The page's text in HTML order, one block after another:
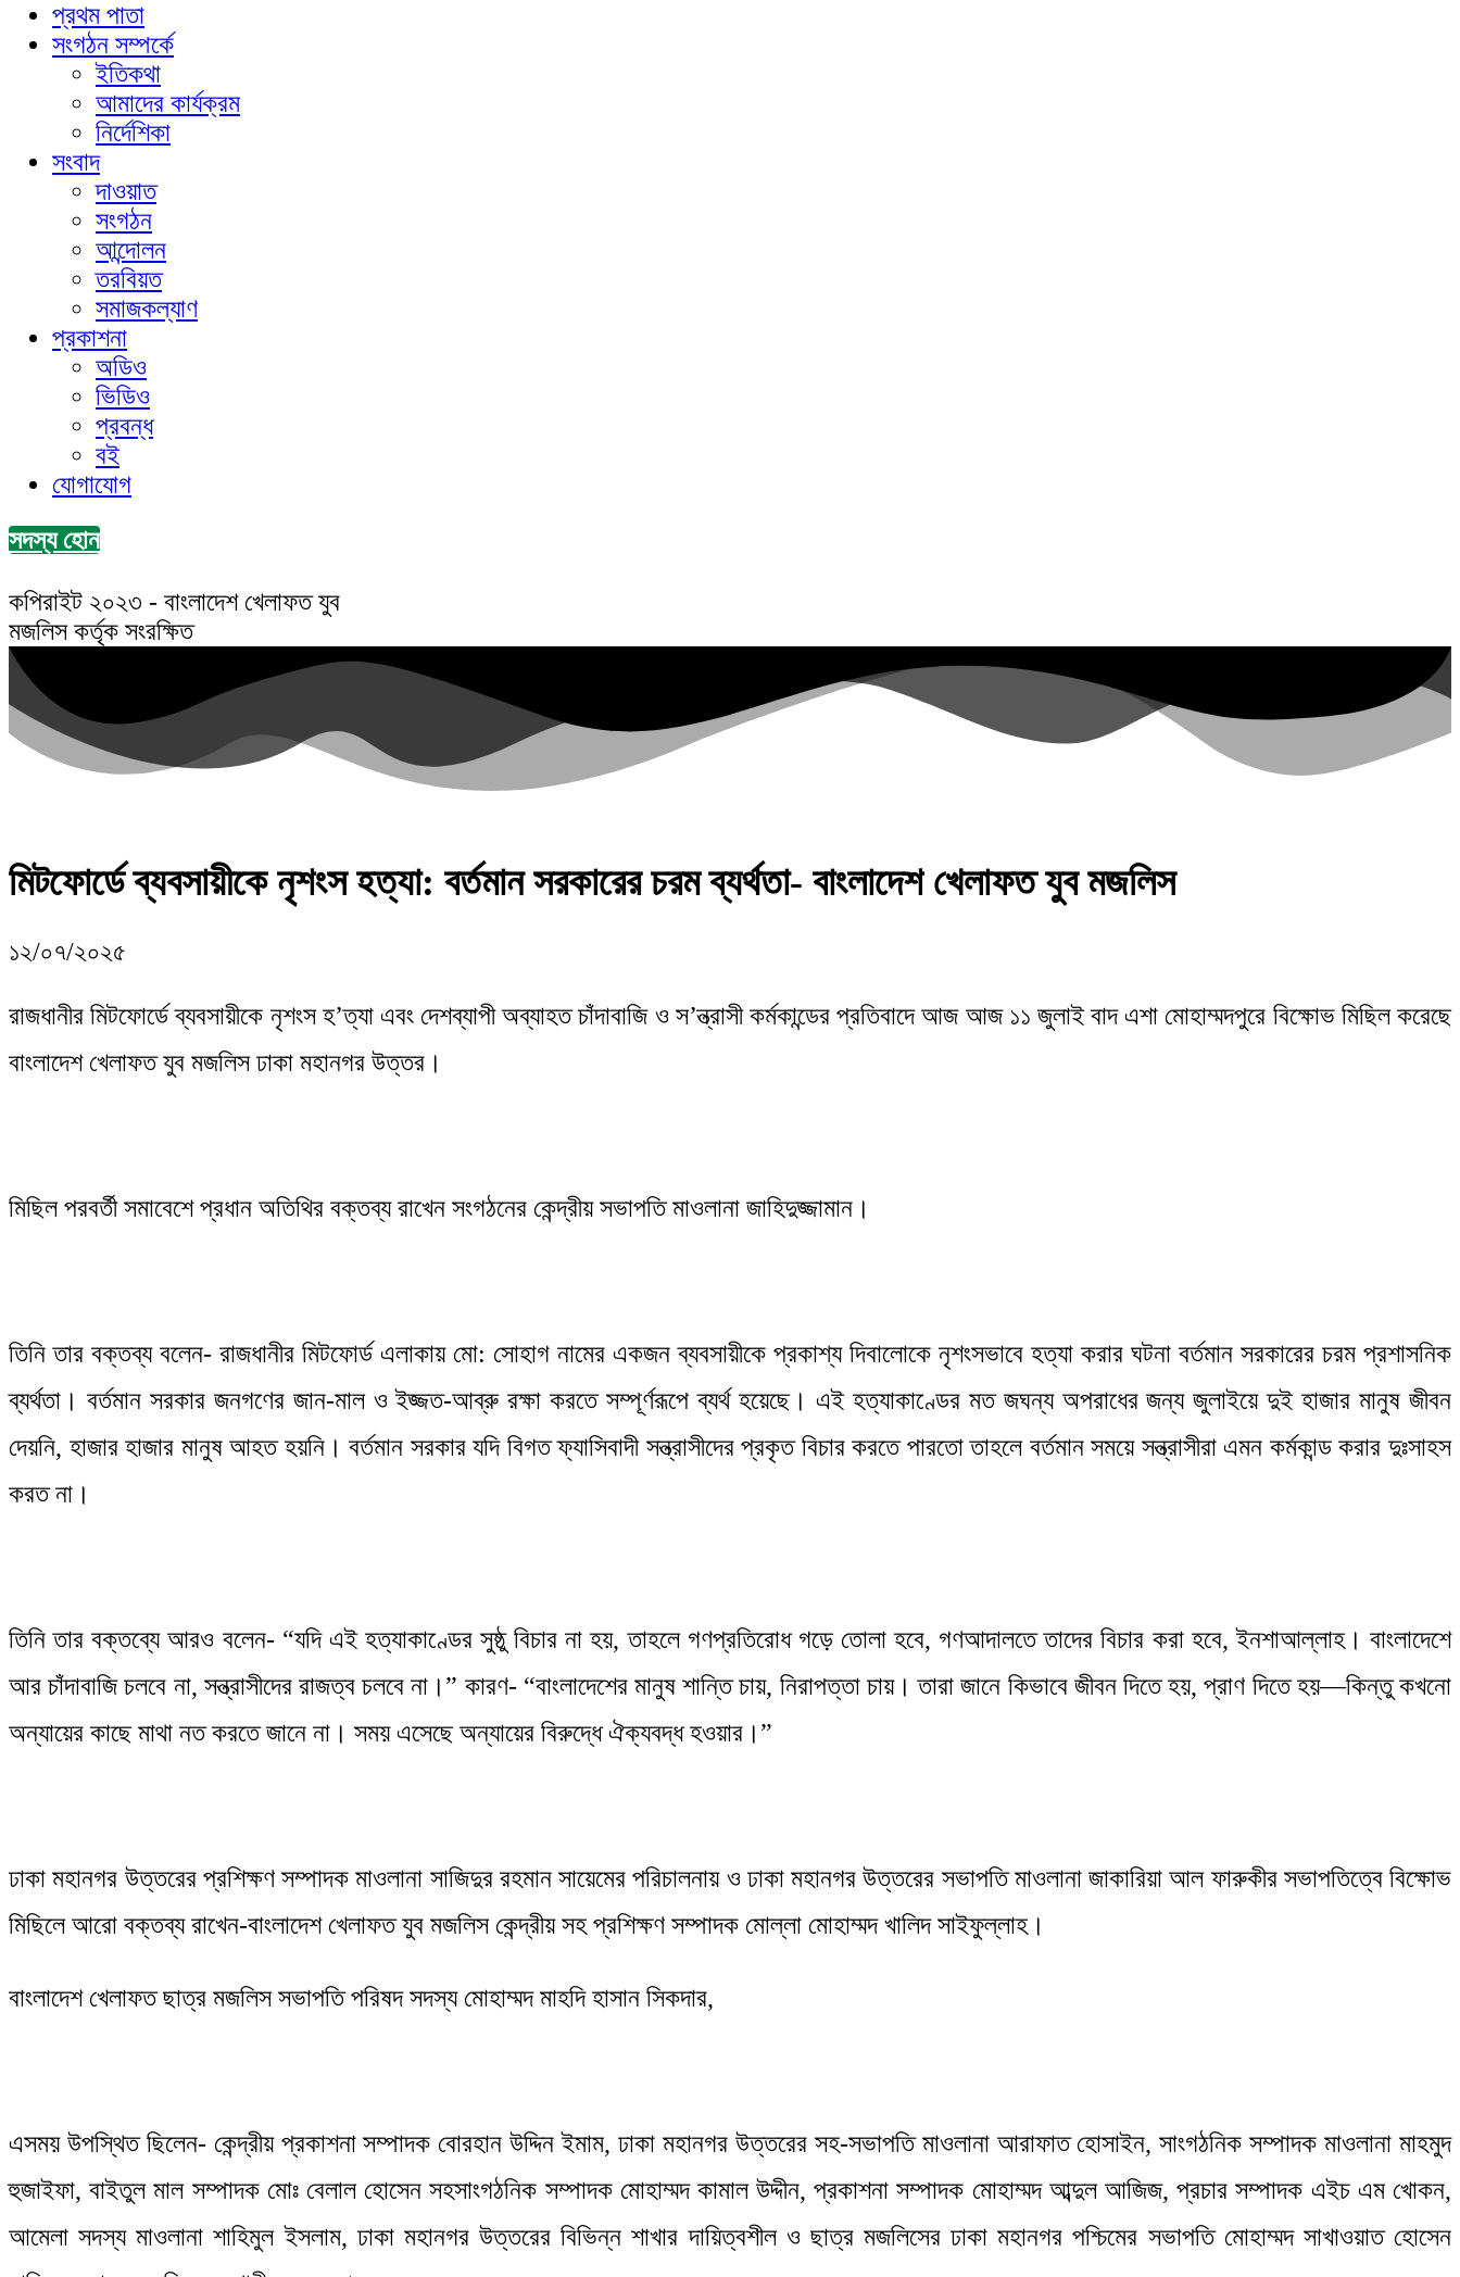
প্রথম পাতা
সংগঠন সম্পর্কে
ইতিকথা
আমাদের কার্যক্রম
নির্দেশিকা
সংবাদ
দাওয়াত
সংগঠন
আন্দোলন
তরবিয়ত
সমাজকল্যাণ
প্রকাশনা
অডিও
ভিডিও
প্রবন্ধ
বই
যোগাযোগ
সদস্য হোন
কপিরাইট ২০২৩ - বাংলাদেশ খেলাফত যুব
মজলিস কর্তৃক সংরক্ষিত
মিটফোর্ডে ব্যবসায়ীকে নৃশংস হত্যা: বর্তমান সরকারের চরম ব্যর্থতা- বাংলাদেশ খেলাফত যুব মজলিস
১২/০৭/২০২৫
রাজধানীর মিটফোর্ডে ব্যবসায়ীকে নৃশংস হ’ত্যা এবং দেশব্যাপী অব্যাহত চাঁদাবাজি ও স’ন্ত্রাসী কর্মকান্ডের প্রতিবাদে আজ আজ ১১ জুলাই বাদ এশা মোহাম্মদপুরে বিক্ষোভ মিছিল করেছে
বাংলাদেশ খেলাফত যুব মজলিস ঢাকা মহানগর উত্তর।
মিছিল পরবর্তী সমাবেশে প্রধান অতিথির বক্তব্য রাখেন সংগঠনের কেন্দ্রীয় সভাপতি মাওলানা জাহিদুজ্জামান।
তিনি তার বক্তব্য বলেন- রাজধানীর মিটফোর্ড এলাকায় মো: সোহাগ নামের একজন ব্যবসায়ীকে প্রকাশ্য দিবালোকে নৃশংসভাবে হত্যা করার ঘটনা বর্তমান সরকারের চরম প্রশাসনিক
ব্যর্থতা। বর্তমান সরকার জনগণের জান-মাল ও ইজ্জত-আব্রু রক্ষা করতে সম্পূর্ণরূপে ব্যর্থ হয়েছে। এই হত্যাকাণ্ডের মত জঘন্য অপরাধের জন্য জুলাইয়ে দুই হাজার মানুষ জীবন
দেয়নি, হাজার হাজার মানুষ আহত হয়নি। বর্তমান সরকার যদি বিগত ফ্যাসিবাদী সন্ত্রাসীদের প্রকৃত বিচার করতে পারতো তাহলে বর্তমান সময়ে সন্ত্রাসীরা এমন কর্মকান্ড করার দুঃসাহস
করত না।
তিনি তার বক্তব্যে আরও বলেন- “যদি এই হত্যাকাণ্ডের সুষ্ঠু বিচার না হয়, তাহলে গণপ্রতিরোধ গড়ে তোলা হবে, গণআদালতে তাদের বিচার করা হবে, ইনশাআল্লাহ। বাংলাদেশে
আর চাঁদাবাজি চলবে না, সন্ত্রাসীদের রাজত্ব চলবে না।” কারণ- “বাংলাদেশের মানুষ শান্তি চায়, নিরাপত্তা চায়। তারা জানে কিভাবে জীবন দিতে হয়, প্রাণ দিতে হয়—কিন্তু কখনো
অন্যায়ের কাছে মাথা নত করতে জানে না। সময় এসেছে অন্যায়ের বিরুদ্ধে ঐক্যবদ্ধ হওয়ার।”
ঢাকা মহানগর উত্তরের প্রশিক্ষণ সম্পাদক মাওলানা সাজিদুর রহমান সায়েমের পরিচালনায় ও ঢাকা মহানগর উত্তরের সভাপতি মাওলানা জাকারিয়া আল ফারুকীর সভাপতিত্বে বিক্ষোভ
মিছিলে আরো বক্তব্য রাখেন-বাংলাদেশ খেলাফত যুব মজলিস কেন্দ্রীয় সহ প্রশিক্ষণ সম্পাদক মোল্লা মোহাম্মদ খালিদ সাইফুল্লাহ।
বাংলাদেশ খেলাফত ছাত্র মজলিস সভাপতি পরিষদ সদস্য মোহাম্মদ মাহদি হাসান সিকদার,
এসময় উপস্থিত ছিলেন- কেন্দ্রীয় প্রকাশনা সম্পাদক বোরহান উদ্দিন ইমাম, ঢাকা মহানগর উত্তরের সহ-সভাপতি মাওলানা আরাফাত হোসাইন, সাংগঠনিক সম্পাদক মাওলানা মাহমুদ
হুজাইফা, বাইতুল মাল সম্পাদক মোঃ বেলাল হোসেন সহসাংগঠনিক সম্পাদক মোহাম্মদ কামাল উদ্দীন, প্রকাশনা সম্পাদক মোহাম্মদ আব্দুল আজিজ, প্রচার সম্পাদক এইচ এম খোকন,
আমেলা সদস্য মাওলানা শাহিমুল ইসলাম, ঢাকা মহানগর উত্তরের বিভিন্ন শাখার দায়িত্বশীল ও ছাত্র মজলিসের ঢাকা মহানগর পশ্চিমের সভাপতি মোহাম্মদ সাখাওয়াত হোসেন